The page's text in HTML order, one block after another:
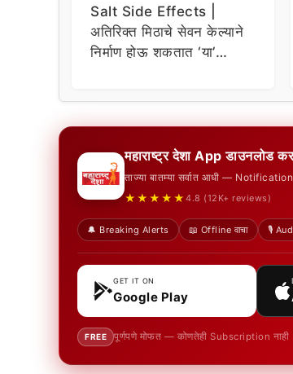
Salt Side Effects |
अतिरिक्त मिठाचे सेवन केल्याने
निर्माण होऊ शकतात ‘या’
महाराष्ट्र देशा App डाउनलोड
ताज्या बातम्या सर्वात आधी —
★★★★★ 4.8 (12K+ reviews)
🔔 Breaking Alerts 📖 Offline वाचा 🎙️
GET IT ON
Google Play
FREE पूर्णपणे मोफत — कोणतेही Subscription नाही